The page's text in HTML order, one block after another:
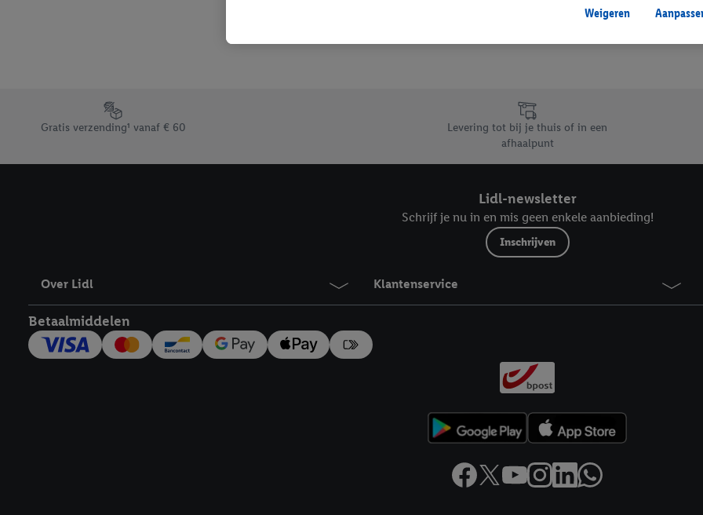
Footerelement met de verschillende USPs van Lidl.be
Gratis verzending¹ vanaf € 60
Levering tot bij je thuis of in een
afhaalpunt
Lidl-newsletter
Schrijf je nu in en mis geen enkele aanbieding!
Inschrijven
Over Lidl Klantenservice
Betaalmiddelen
Als u hiermee akkoord gaat, kunnen advertenties in het kader van retargeting, d.w.z. advertenties
u interesse hebt getoond (bijvoorbeeld door het product in de webshop aan uw winkelmandje
niet te kopen), ook op verschillende apparaten en verschillende Lidl-diensten worden
Onder “Aanpassen” kunt u individuele doeleinden toestaan en meer informatie vinden over de
Door op “weigeren” te klikken, kunt u alleen het gebruik van de noodzakelijke technologieën
“aanvaarden” te klikken, stemt u in met alle verwerkingen voor alle bovengenoemde doeleinden.
Weigeren